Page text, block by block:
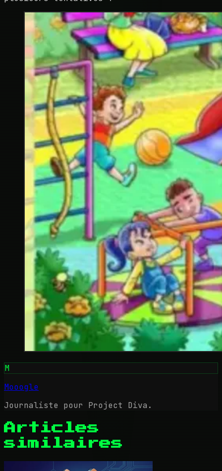
M
Mooogle
Journaliste pour Project Diva.
Articles
similaires